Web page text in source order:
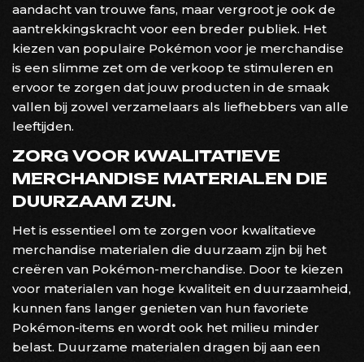
aandacht van trouwe fans, maar vergroot je ook de
aantrekkingskracht voor een breder publiek. Het
kiezen van populaire Pokémon voor je merchandise
is een slimme zet om de verkoop te stimuleren en
ervoor te zorgen dat jouw producten in de smaak
vallen bij zowel verzamelaars als liefhebbers van alle
leeftijden.
ZORG VOOR KWALITATIEVE
MERCHANDISE MATERIALEN DIE
DUURZAAM ZIJN.
Het is essentieel om te zorgen voor kwalitatieve
merchandise materialen die duurzaam zijn bij het
creëren van Pokémon-merchandise. Door te kiezen
voor materialen van hoge kwaliteit en duurzaamheid,
kunnen fans langer genieten van hun favoriete
Pokémon-items en wordt ook het milieu minder
belast. Duurzame materialen dragen bij aan een